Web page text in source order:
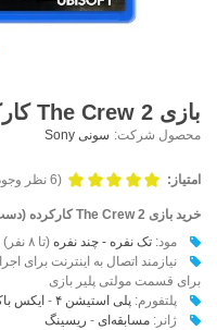
بازی The Crew 2 کارکرده - پلی استیشن 4
محصول شرکت: سونی Sony
امتیاز: (6 نظر وجود دارد)
خرید بازی The Crew 2 کارکرده (دست دوم) برای کنسول PS4
مود:تک نفره - چند نفره (تا ۸ نفر)
نیازمند اتصال به اینترنت برای
برای قسمت مولتی پلیر بازی
پلتفورم:پلی استیشن ۴ -ایکس
ژانر:مسابقه‌ای - ریسینگ